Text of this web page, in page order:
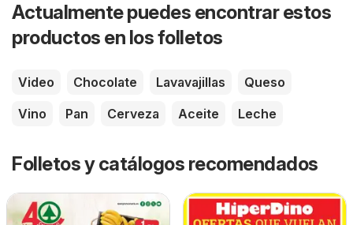
Actualmente puedes encontrar estos
productos en los folletos
Video Chocolate Lavavajillas
Queso
Vino
Pan Cerveza Aceite Leche
Folletos y catálogos recomendados